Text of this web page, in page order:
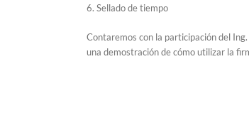
6. Sellado de tiempo
Contaremos con la participación del
una demostración de cómo utilizar la